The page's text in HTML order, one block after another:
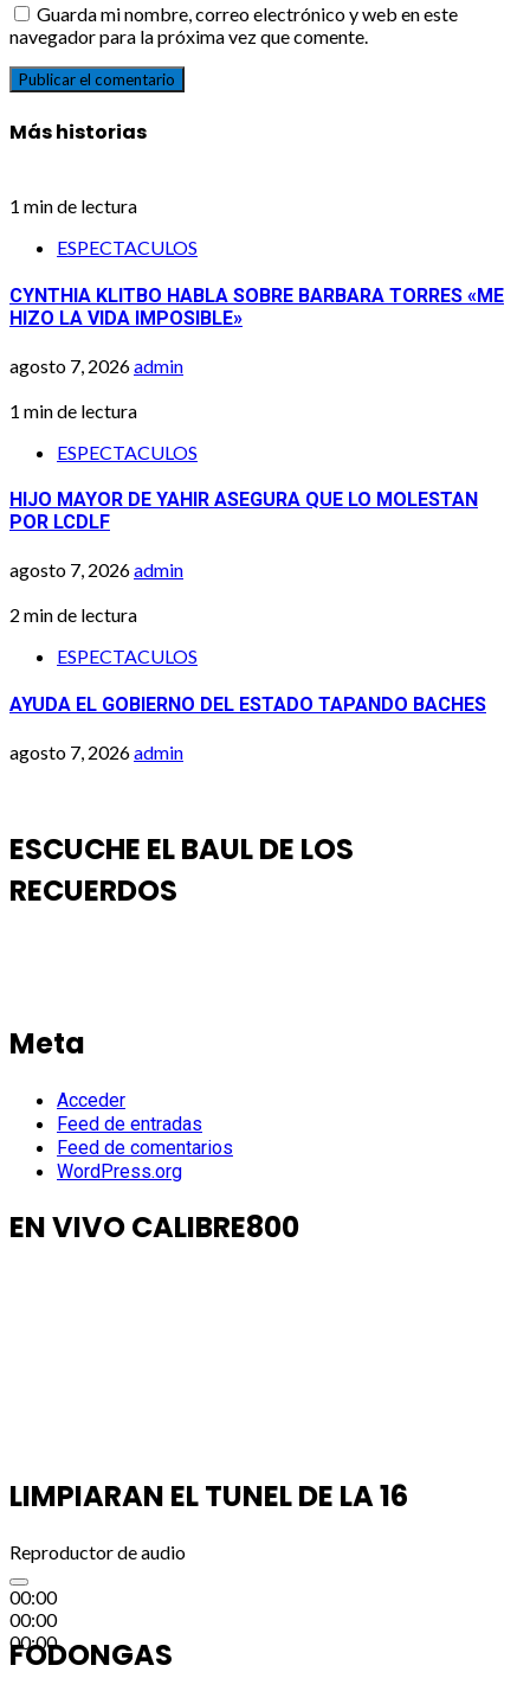
Guarda mi nombre, correo electrónico y web en este
navegador para la próxima vez que comente.
Más historias
1 min de lectura
ESPECTACULOS
CYNTHIA KLITBO HABLA SOBRE BARBARA TORRES «ME
HIZO LA VIDA IMPOSIBLE»
agosto 7, 2026admin
1 min de lectura
ESPECTACULOS
HIJO MAYOR DE YAHIR ASEGURA QUE LO MOLESTAN
POR LCDLF
agosto 7, 2026admin
2 min de lectura
ESPECTACULOS
AYUDA EL GOBIERNO DEL ESTADO TAPANDO BACHES
agosto 7, 2026admin
ESCUCHE EL BAUL DE LOS
RECUERDOS
Meta
Acceder
Feed de entradas
Feed de comentarios
WordPress.org
EN VIVO CALIBRE800
LIMPIARAN EL TUNEL DE LA 16
Reproductor de audio
00:00
00:00
00:00
FODONGAS